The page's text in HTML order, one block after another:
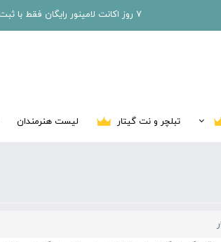
7 روز اکانت لامینور رایگان فقط با ثبت نام در سایت
تبلچر و نت گیتار لیست هنرمندان